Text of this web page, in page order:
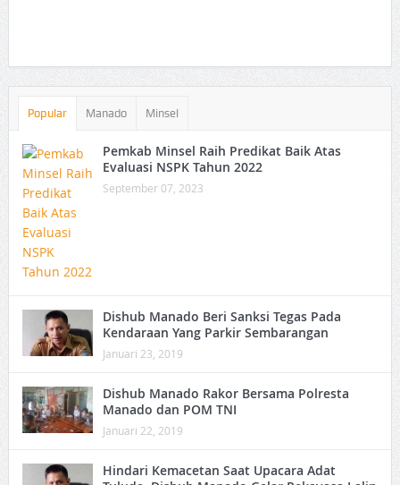
Popular Manado Minsel
Pemkab Minsel Raih Predikat Baik Atas
Evaluasi NSPK Tahun 2022
September 07, 2023
Dishub Manado Beri Sanksi Tegas Pada
Kendaraan Yang Parkir Sembarangan
Januari 23, 2019
Dishub Manado Rakor Bersama Polresta
Manado dan POM TNI
Januari 22, 2019
Hindari Kemacetan Saat Upacara Adat